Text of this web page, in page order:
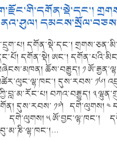
དགོན་སྡེ་དང་།
དགོན་སྡེ། ཨང་།
ཆོས་བརྒྱུད། ༡
དུས་རབས་ ༡༦།
བཀའ་བརྒྱུད། ༣
དུས་རབས་ ༡༧། དགེ་ལུགས། ༤
༥ ཨོ་བྱང་ལྷ་ཁང་།